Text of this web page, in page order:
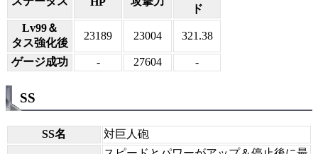
ド
Lv99＆
タス強化後
23189 23004 321.38
ゲージ成功 - 27604 -
SS
SS名 対巨人砲